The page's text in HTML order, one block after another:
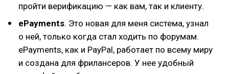
пройти верификацию — как вам, так и клиенту.
ePayments. Это новая для меня система, узнал
о ней, только когда стал ходить по форумам.
ePayments, как и PayPal, работает по всему миру
и создана для фрилансеров. У нее удобный